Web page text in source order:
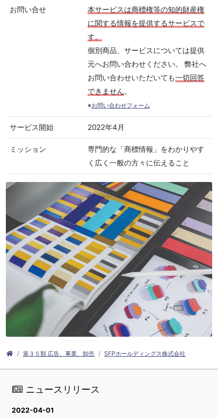
お問い合せ
本サービスは商標権等の知的財産権
に関する情報を提供するサービスで
す。
個別商品、サービスについては提供
元へお問い合わせください。 弊社へ
お問い合わせいただいても一切回答
できません。
※お問い合わせフォーム
サービス開始 2022年4月
ミッション
専門的な「商標情報」をわかりやす
く広く一般の方々に伝えること
第３５類 広告、事業、卸売 SFPホールディングス株式会社
ニュースリリース
2022-04-01